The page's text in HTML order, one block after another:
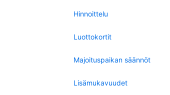
Hinnoittelu
Luottokortit
Majoituspaikan säännöt
Lisämukavuudet